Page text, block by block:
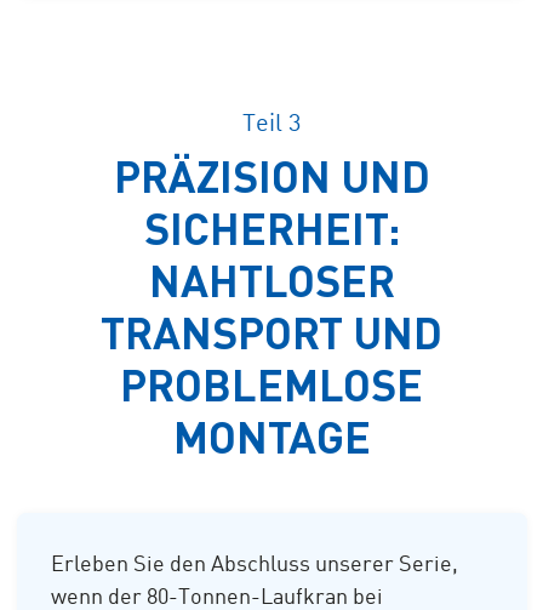
Teil 3
PRÄZISION UND
SICHERHEIT:
NAHTLOSER
TRANSPORT UND
PROBLEMLOSE
MONTAGE
Erleben Sie den Abschluss unserer Serie,
wenn der 80-Tonnen-Laufkran bei